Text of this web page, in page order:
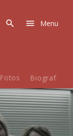
Menu
Fotos Biografie